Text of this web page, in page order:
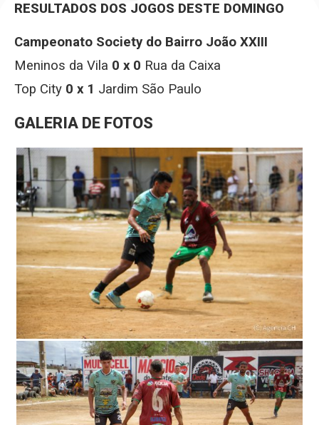
RESULTADOS DOS JOGOS DESTE DOMINGO
Campeonato Society do Bairro João XXIII
Meninos da Vila 0 x 0 Rua da Caixa
Top City 0 x 1 Jardim São Paulo
GALERIA DE FOTOS